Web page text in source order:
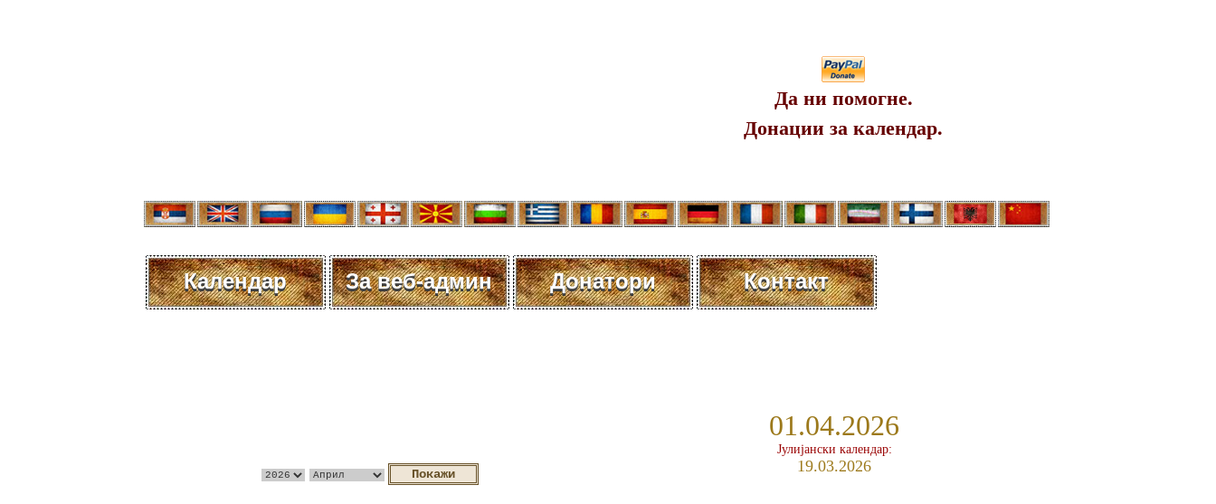
Да ни помогне.
Донации за календар.
Календар За веб-админ Донатори Контакт
01.04.2026
Јулијански календар:
19.03.2026